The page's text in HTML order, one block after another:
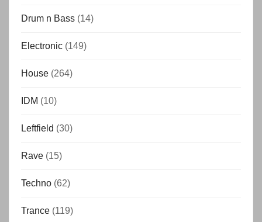
Drum n Bass (14)
Electronic (149)
House (264)
IDM (10)
Leftfield (30)
Rave (15)
Techno (62)
Trance (119)